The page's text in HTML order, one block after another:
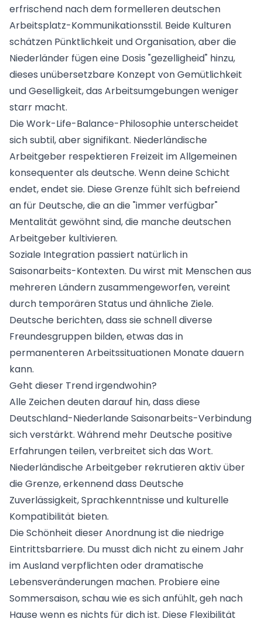
erfrischend nach dem formelleren deutschen
Arbeitsplatz-Kommunikationsstil. Beide Kulturen
schätzen Pünktlichkeit und Organisation, aber die
Niederländer fügen eine Dosis "gezelligheid" hinzu,
dieses unübersetzbare Konzept von Gemütlichkeit
und Geselligkeit, das Arbeitsumgebungen weniger
starr macht.
Die Work-Life-Balance-Philosophie unterscheidet
sich subtil, aber signifikant. Niederländische
Arbeitgeber respektieren Freizeit im Allgemeinen
konsequenter als deutsche. Wenn deine Schicht
endet, endet sie. Diese Grenze fühlt sich befreiend
an für Deutsche, die an die "immer verfügbar"
Mentalität gewöhnt sind, die manche deutschen
Arbeitgeber kultivieren.
Soziale Integration passiert natürlich in
Saisonarbeits-Kontexten. Du wirst mit Menschen aus
mehreren Ländern zusammengeworfen, vereint
durch temporären Status und ähnliche Ziele.
Deutsche berichten, dass sie schnell diverse
Freundesgruppen bilden, etwas das in
permanenteren Arbeitssituationen Monate dauern
kann.
Geht dieser Trend irgendwohin?
Alle Zeichen deuten darauf hin, dass diese
Deutschland-Niederlande Saisonarbeits-Verbindung
sich verstärkt. Während mehr Deutsche positive
Erfahrungen teilen, verbreitet sich das Wort.
Niederländische Arbeitgeber rekrutieren aktiv über
die Grenze, erkennend dass Deutsche
Zuverlässigkeit, Sprachkenntnisse und kulturelle
Kompatibilität bieten.
Die Schönheit dieser Anordnung ist die niedrige
Eintrittsbarriere. Du musst dich nicht zu einem Jahr
im Ausland verpflichten oder dramatische
Lebensveränderungen machen. Probiere eine
Sommersaison, schau wie es sich anfühlt, geh nach
Hause wenn es nichts für dich ist. Diese Flexibilität